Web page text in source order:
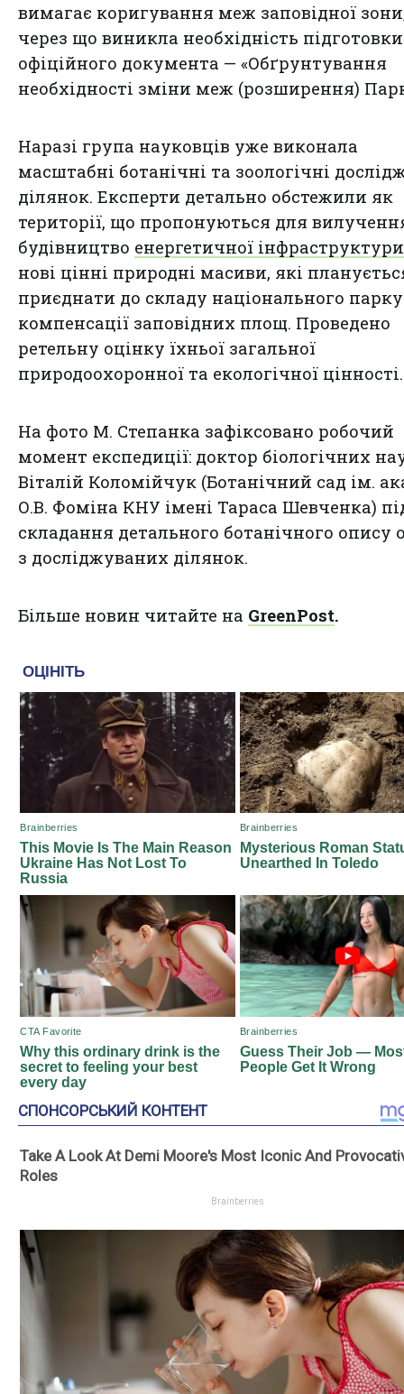
вимагає коригування меж заповідної
через що виникла необхідність підготовки
офіційного документа — «Обґрунтування
необхідності зміни меж (розширення)
Наразі група науковців уже виконала
масштабні ботанічні та зоологічні
ділянок. Експерти детально обстежили як
території, що пропонуються для
будівництво енергетичної інфраструктури
нові цінні природні масиви, які
приєднати до складу національного
компенсації заповідних площ. Проведено
ретельну оцінку їхньої загальної
природоохоронної та екологічної цінності.
На фото М. Степанка зафіксовано робочий
момент експедиції: доктор біологічних
Віталій Коломійчук (Ботанічний сад ім.
О.В. Фоміна КНУ імені Тараса Шевченка)
складання детального ботанічного опису
з досліджуваних ділянок.
Більше новин читайте на GreenPost.